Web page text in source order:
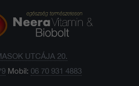
UTCÁJA 20.
Mobil: 06 70 931 4883